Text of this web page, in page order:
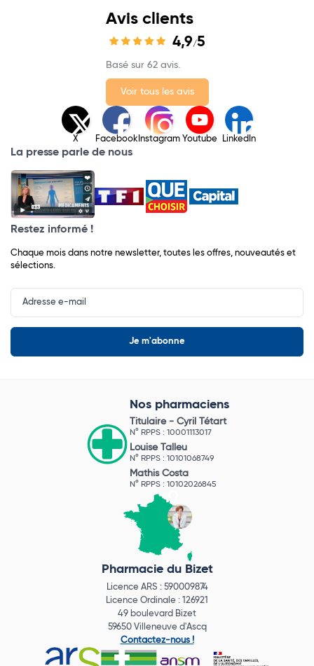
Avis clients
4,9/5
Basé sur 62 avis.
Voir tous les avis
X Facebook Instagram Youtube LinkedIn
La presse parle de nous
Restez informé !
Chaque mois dans notre newsletter, toutes les offres, nouveautés et
sélections.
Input
Newsletter
Nos pharmaciens
Titulaire - Cyril Tétart
N° RPPS : 10001113017
Louise Talleu
N° RPPS : 10101068749
Mathis Costa
N° RPPS : 10102026845
Pharmacie du Bizet
Licence ARS : 590009874
Licence Ordinale : 126921
49 boulevard Bizet
59650 Villeneuve d'Ascq
Contactez-nous !